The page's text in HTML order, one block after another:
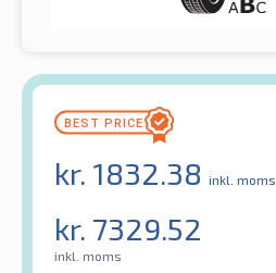
kr. 1832.38 inkl. moms
kr. 7329.52
inkl. moms